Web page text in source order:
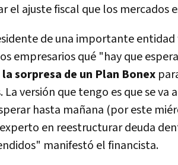
el ajuste fiscal que los mercados
de una importante
empresarios qué "hay que
sorpresa de un Plan Bonex
La versión que tengo es que se
hasta mañana (por este
en reestructurar deuda
manifestó el financista.